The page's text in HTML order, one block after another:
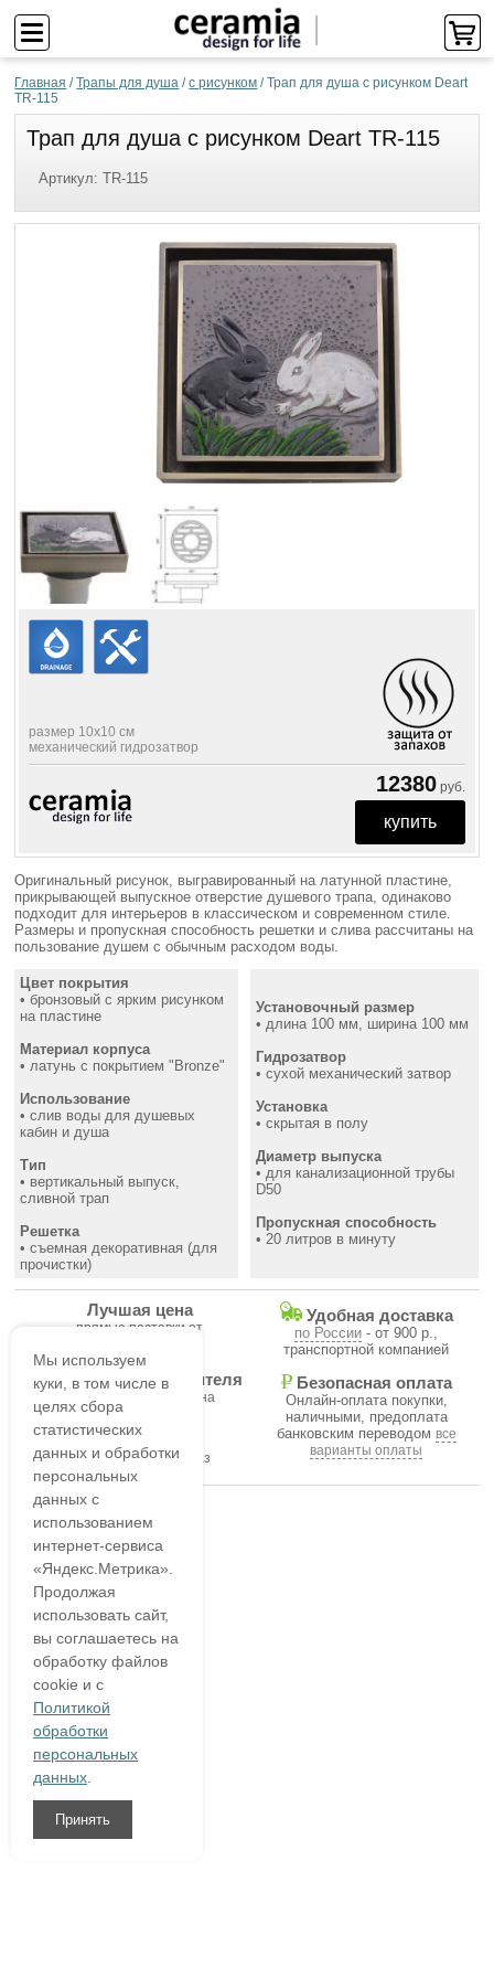
Главная /Трапы для душа /с рисунком /Трап для душа с рисунком Deart
TR-115
Трап для душа с рисунком Deart TR-115
Артикул:TR-115
размер 10х10 см
механический гидрозатвор
12380 руб.
Оригинальный рисунок, выгравированный на латунной пластине,
прикрывающей выпускное отверстие душевого трапа, одинаково
подходит для интерьеров в классическом и современном стиле.
Размеры и пропускная способность решетки и слива рассчитаны на
пользование душем с обычным расходом воды.
Цвет покрытия
• бронзовый с ярким рисунком
на пластине
Материал корпуса
• латунь с покрытием "Bronze"
Использование
• слив воды для душевых
кабин и душа
Тип
• вертикальный выпуск,
сливной трап
Решетка
• съемная декоративная (для
прочистки)
Установочный размер
• длина 100 мм, ширина 100 мм
Гидрозатвор
• сухой механический затвор
Установка
• скрытая в полу
Диаметр выпуска
• для канализационной трубы
D50
Пропускная способность
• 20 литров в минуту
Лучшая цена
прямые поставки от
Удобная доставка
по России - от 900 р.,
транспортной компанией
Безопасная оплата
Онлайн-оплата покупки,
наличными, предоплата
банковским переводом все
варианты оплаты
Гарантия производителя
на все товары магазина
В течение часа
подтвердим ваш заказ
Мы используем
куки, в том числе в
целях сбора
статистических
данных и обработки
персональных
данных с
использованием
интернет-сервиса
«Яндекс.Метрика».
Продолжая
использовать сайт,
вы соглашаетесь на
обработку файлов
cookie и с
Политикой
обработки
персональных
данных
Принять